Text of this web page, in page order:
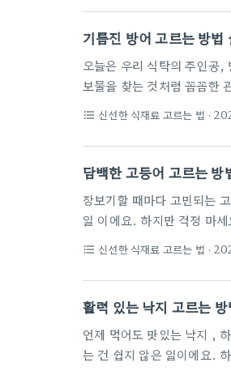
로 보고 판단하는 능력 은 정말 중요해요. 특히 전갱이 같은 생선은 외관만으로도 신선도를 거의 100% 가
늠할 수 있거든요 . 신선한 생선의 기본적인 외관 특징을 제대로 알면, 마치 프로 수산물 딜러처럼 최고의
기름진 방어 고르는 방법
오늘은 우리 식탁의 주인공, 방어를 제대로 고르는
보물을 찾는 것처럼 꼼꼼한 관찰 이 필요해요. 생선 전문가들도 놀라게 될 방어 고르는 핵심
요? 신선도를 판단하는 핵심 포인트방어를 고를 때 신선
방어의 기준을 몇 가지 핵심 포인트로 정리 했답니다. 우선, 눈으로
눈은 신선도를 판단하는 가
format_list_bulleted 신선한 식재료 고르는 법 ·
담백한 고등어 고르는 방
장보기할 때마다 고민되는 고등어 선택 , 혹시 여러분도 그러셨나요? 싱싱한
일 이에요. 하지만 걱정 마세요! 오늘은 고등어의 눈동자와 아가미만 보고도 신선도를 확실하게 판단할 수
꿀팁 , 함께 알아볼까요? 싱싱함을 판단하는 눈동자 체크법고등어를 고를 때 가장 먼저 확인해야 할 부분
이 바로 눈동자 예요. 신선한 생선의 첫 번째 증거는 바로 눈에 있거든요! 전문 수산시장 상인들도 입을 모
아 말하는 노하우를 여러분
format_list_bulleted 신선한 식재료 고르는 법 ·
활력 있는 낙지 고르는
언제 먹어도 맛있는 낙지 , 하지만 선택이 막막하셨던 적 없나요? 시장이나 횟집에서 신선한 낙지를 고르
는 건 쉽지 않은 일이에요. 하지만 걱정 마세요! 오늘은 프로처럼 활력 넘치는 낙지를 고르는 비결 을 알려